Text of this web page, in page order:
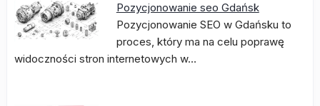
Pozycjonowanie seo Gdańsk
Pozycjonowanie SEO w Gdańsku to
proces, który ma na celu poprawę
widoczności stron internetowych w…